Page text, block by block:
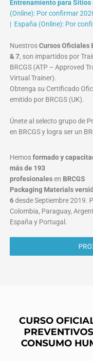
Entrenamiento para
(Online): Por confirmar
| España (Online): Por
NuestrosCursos Oficiales
& 7, son impartidos por
BRCGS (ATP – Approved
Virtual Trainer).
Obtenga su Certificado
emitido por BRCGS (UK).
Únete al selecto grupo de
en BRCGS y logra ser un
Hemosformado y
más de 193
profesionalesen BRCGS
Packaging Materials
6desde Septiembre 2019.
Colombia, Paraguay,
España y Portugal.
CURSO
CONSUMO